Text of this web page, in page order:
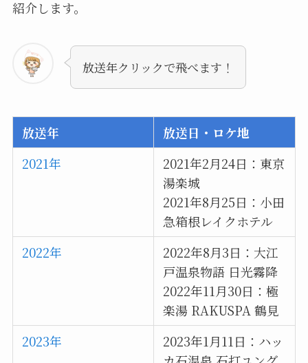
紹介します。
放送年クリックで飛べます！
放送年 放送日・ ロケ地
2021年
2021年2月24日：東京
湯楽城
2021年8月25日：小田
急箱根レイクホテル
2022年
2022年8月3日：大江
戸温泉物語 日光霧降
2022年11月30日：極
楽湯 RAKUSPA 鶴見
2023年
2023年1月11日：ハッ